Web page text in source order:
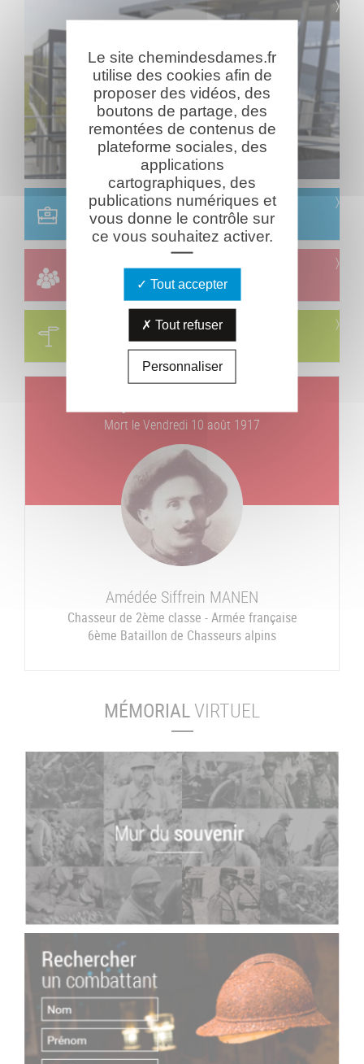
Scolaire
Réservation & informations
Groupes
Réservation & informations
Visites & parcours thématiques
Mort leVendredi 10 août 1917
Amédée Siffrein MANEN
Chasseur de 2ème classe - Armée française
6ème Bataillon de Chasseurs alpins
MÉMORIALVIRTUEL
Le site chemindesdames.fr
utilise des cookies afin de
proposer des vidéos, des
boutons de partage, des
remontées de contenus de
plateforme sociales, des
applications
cartographiques, des
publications numériques et
vous donne le contrôle sur
ce vous souhaitez activer.
Tout accepter
Tout refuser
Personnaliser